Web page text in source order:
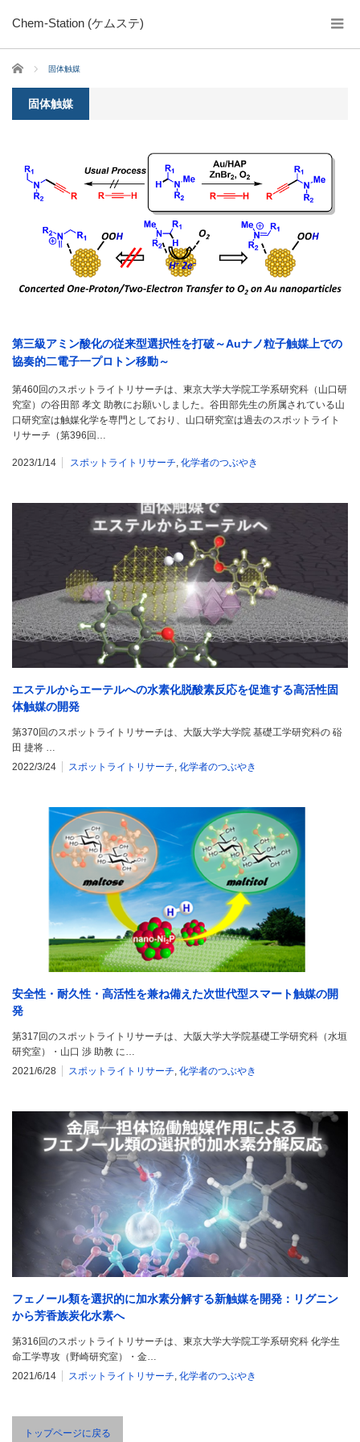
Chem-Station (ケムステ)
ホーム 固体触媒
固体触媒
第三級アミン酸化の従来型選択性を打破～Auナノ粒子触媒上での
協奏的二電子一プロトン移動～
第460回のスポットライトリサーチは、東京大学大学院工学系研究科（山口研
究室）の谷田部 孝文 助教にお願いしました。谷田部先生の所属されている山
口研究室は触媒化学を専門としており、山口研究室は過去のスポットライト
リサーチ（第396回…
2023/1/14 スポットライトリサーチ, 化学者のつぶやき
エステルからエーテルへの水素化脱酸素反応を促進する高活性固
体触媒の開発
第370回のスポットライトリサーチは、大阪大学大学院 基礎工学研究科の 硲
田 捷将 …
2022/3/24
スポットライトリサーチ, 化学者のつぶやき
安全性・耐久性・高活性を兼ね備えた次世代型スマート触媒の開
発
第317回のスポットライトリサーチは、大阪大学大学院基礎工学研究科（水垣
研究室）・山口 渉 助教 に…
2021/6/28
スポットライトリサーチ, 化学者のつぶやき
フェノール類を選択的に加水素分解する新触媒を開発：リグニン
から芳香族炭化水素へ
第316回のスポットライトリサーチは、東京大学大学院工学系研究科 化学生
命工学専攻（野崎研究室）・金…
2021/6/14
スポットライトリサーチ 化学者のつぶやき
トップページに戻る